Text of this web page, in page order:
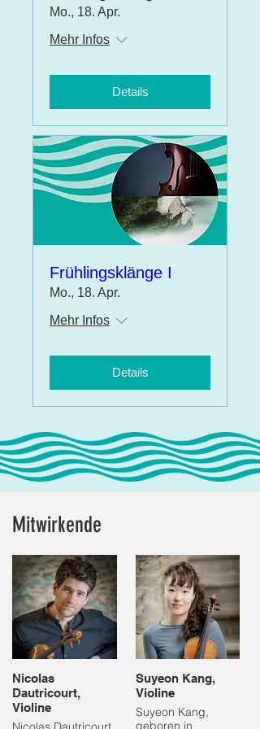
Mo., 18. Apr.
Mehr Infos
Details
Frühlingsklänge I
Mo., 18. Apr.
Mehr Infos
Details
Mitwirkende
Nicolas
Dautricourt,
Violine
Suyeon Kang,
Violine
Suyeon Kang,
geboren in